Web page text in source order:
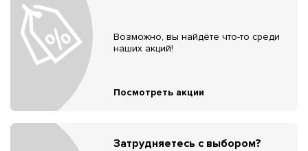
Возможно, вы найдёте что-то среди
наших акций!
Посмотреть акции
Затрудняетесь с выбором?